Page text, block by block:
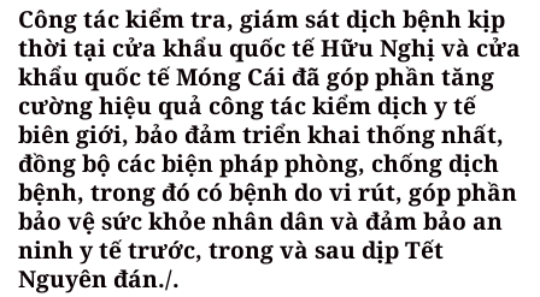
Công tác kiểm tra, giám sát dịch bệnh kịp
thời tại cửa khẩu quốc tế Hữu Nghị và cửa
khẩu quốc tế Móng Cái đã góp phần tăng
cường hiệu quả công tác kiểm dịch y tế
biên giới, bảo đảm triển khai thống nhất,
đồng bộ các biện pháp phòng, chống dịch
bệnh, trong đó có bệnh do vi rút, góp phần
bảo vệ sức khỏe nhân dân và đảm bảo an
ninh y tế trước, trong và sau dịp Tết
Nguyên đán./.